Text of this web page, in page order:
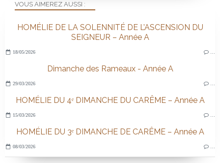
VOUS AIMEREZ AUSSI :
HOMÉLIE DE LA SOLENNITÉ DE L’ASCENSION DU
SEIGNEUR – Année A
18/05/2026
Dimanche des Rameaux - Année A
29/03/2026
HOMÉLIE DU 4ᵉ DIMANCHE DU CARÊME – Année A
15/03/2026
HOMÉLIE DU 3ᵉ DIMANCHE DE CARÊME – Année A
08/03/2026